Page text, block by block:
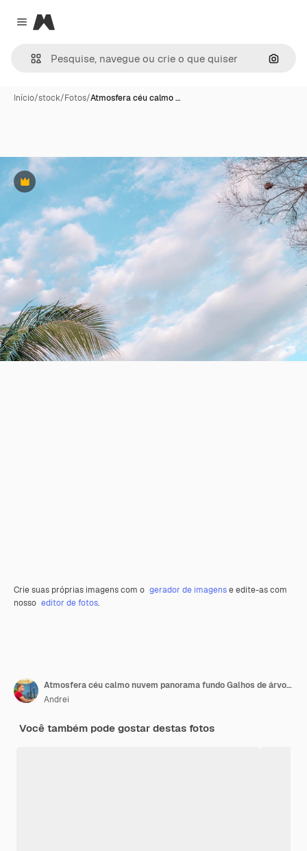
Close menu
Magnific
Início/stock/Fotos/Atmosfera céu calmo …
Premium
Crie suas próprias imagens com o gerador de imagense edite-as com
nosso editor de fotos.
Atmosfera céu calmo nuvem panorama fundo Galhos de árvores secos Outono verão final progresso regredir conceito de vida
Andrei
Você também pode gostar destas fotos